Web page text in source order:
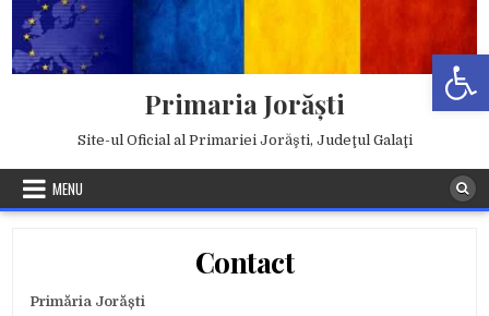
content
Primaria Jorăşti
Site-ul Oficial al Primariei Jorăşti, Judeţul Galaţi
MENU
Contact
Primăria Jorăști